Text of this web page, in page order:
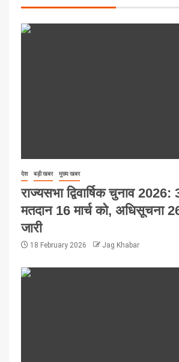
देश बड़ी खबर मुख्य खबर
राज्यसभा द्विवार्षिक चुनाव
मतदान 16 मार्च को, अधिसूचना
जारी
18 February 2026 Jag Khabar